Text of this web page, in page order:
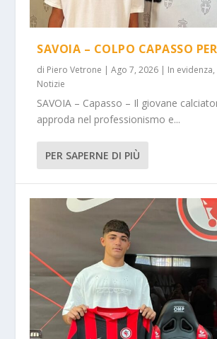
SAVOIA – COLPO CAPASSO
di Piero Vetrone |Ago 7, 2026 | In evidenza,
Notizie
SAVOIA – Capasso – Il giovane
approda nel professionismo e...
PER SAPERNE DI PIÙ